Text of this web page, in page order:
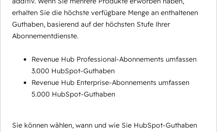
erhalten Sie die höchste verfügbare Menge an enthaltenen
Guthaben, basierend auf der höchsten Stufe Ihrer
Abonnementdienste.
Revenue Hub Professional-Abonnements umfassen
3.000 HubSpot-Guthaben
Revenue Hub Enterprise-Abonnements umfassen
5.000 HubSpot-Guthaben
Sie können wählen, wann und wie Sie HubSpot-Guthaben